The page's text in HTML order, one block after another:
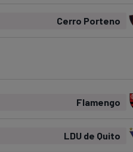
Cerro Porteno
Flamengo
LDU de Quito